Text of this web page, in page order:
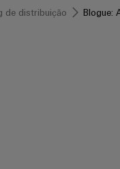
de distribuição Blogue: